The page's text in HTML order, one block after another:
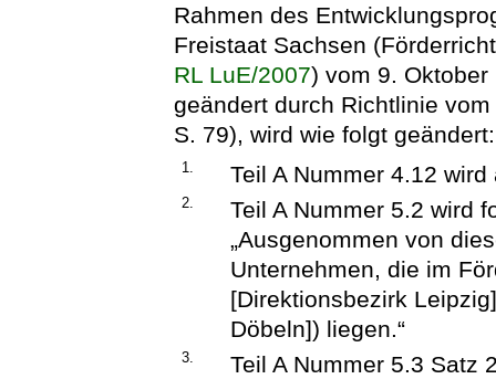
Rahmen des
Freistaat Sachsen
RL LuE/2007) vom 9.
geändert durch Richtlinie
S. 79), wird wie folgt geändert:
1. Teil A Nummer 4.12
2.
Teil A Nummer 5.2 wird
„Ausgenommen von
Unternehmen, die im
[Direktionsbezirk
Döbeln]) liegen.“
3.
Teil A Nummer 5.3 Satz